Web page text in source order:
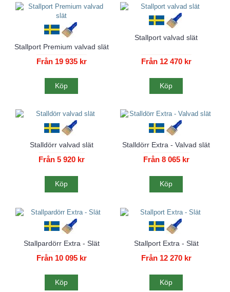
Stallport Premium valvad slät
Från 19 935 kr
Köp
Stallport valvad slät
Från 12 470 kr
Köp
Stalldörr valvad slät
Från 5 920 kr
Köp
Stalldörr Extra - Valvad slät
Från 8 065 kr
Köp
Stallpardörr Extra - Slät
Från 10 095 kr
Köp
Stallport Extra - Slät
Från 12 270 kr
Köp